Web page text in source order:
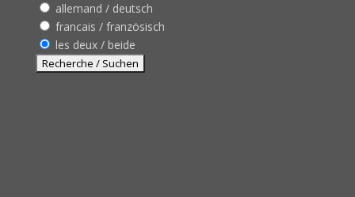
allemand / deutsch
francais / französisch
les deux / beide